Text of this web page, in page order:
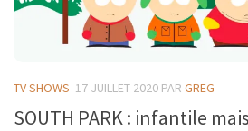
TV SHOWS 17 JUILLET 2020 PAR GREG
SOUTH PARK : infantile